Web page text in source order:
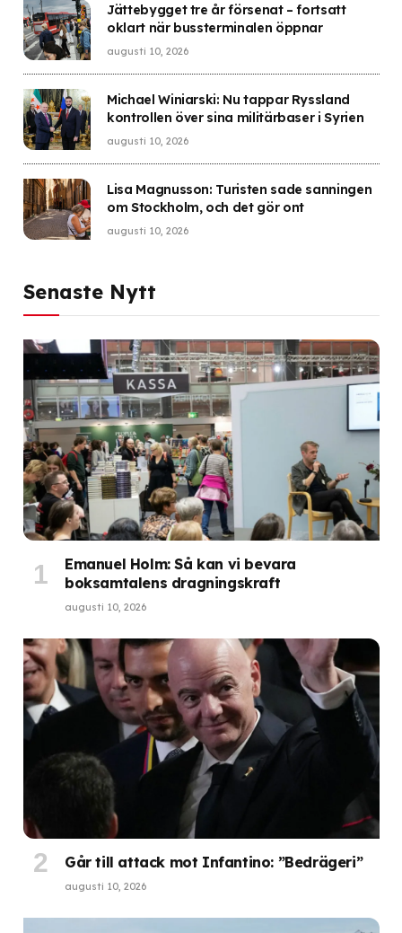
Jättebygget tre år försenat – fortsatt
oklart när bussterminalen öppnar
augusti 10, 2026
Michael Winiarski: Nu tappar Ryssland
kontrollen över sina militärbaser i Syrien
augusti 10, 2026
Lisa Magnusson: Turisten sade sanningen
om Stockholm, och det gör ont
augusti 10, 2026
Senaste Nytt
Emanuel Holm: Så kan vi bevara
boksamtalens dragningskraft
augusti 10, 2026
Går till attack mot Infantino: ”Bedrägeri”
augusti 10, 2026